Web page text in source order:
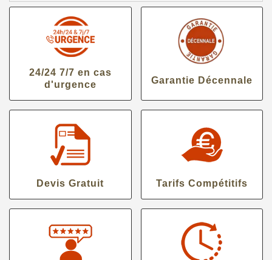
24/24 7/7 en cas
d'urgence
Garantie Décennale
Devis Gratuit Tarifs Compétitifs